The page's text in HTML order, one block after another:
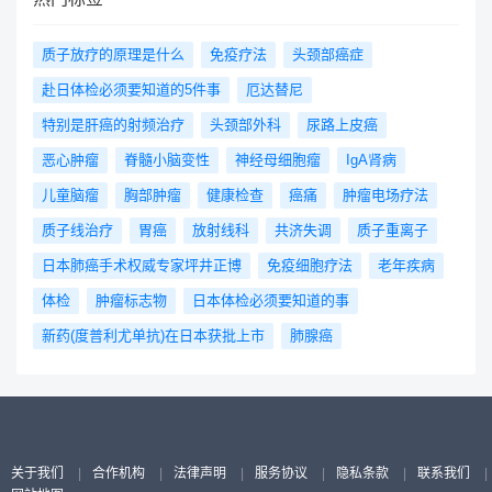
质子放疗的原理是什么 免疫疗法 头颈部癌症
赴日体检必须要知道的5件事 厄达替尼
特别是肝癌的射频治疗 头颈部外科 尿路上皮癌
恶心肿瘤 脊髓小脑变性 神经母细胞瘤 IgA肾病
儿童脑瘤 胸部肿瘤 健康检查 癌痛 肿瘤电场疗法
质子线治疗 胃癌 放射线科 共济失调 质子重离子
日本肺癌手术权威专家坪井正博 免疫细胞疗法 老年疾病
体检 肿瘤标志物 日本体检必须要知道的事
新药(度普利尤单抗)在日本获批上市 肺腺癌
关于我们 合作机构 法律声明 服务协议 隐私条款 联系我们